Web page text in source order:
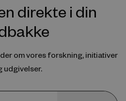
direkte i din
om vores forskning, initiativer
udgivelser.